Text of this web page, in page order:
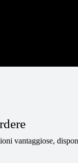
vantaggiose,